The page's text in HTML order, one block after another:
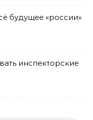
будущее «россии»
инспекторские